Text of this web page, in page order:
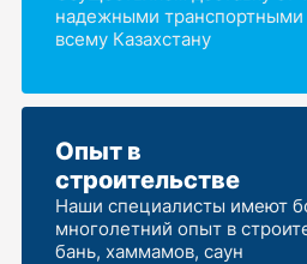
надежными
всему Казахстану
Опыт в
строительстве
Наши специалисты имеют
многолетний опыт в
бань, хаммамов, саун